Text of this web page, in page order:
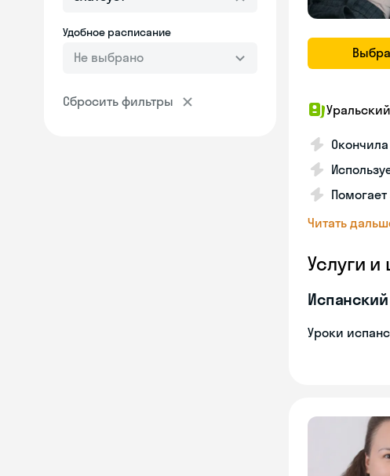
Удобное расписание
Не выбрано
Сбросить фильтры
Читать
Услуги и
Уроки